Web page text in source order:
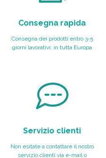
Consegna rapida
Consegna dei prodotti entro 3-5
giorni lavorativi, in tutta Europa
Servizio clienti
Non esitate a contattare il nostro
servizio clienti via e-mail o